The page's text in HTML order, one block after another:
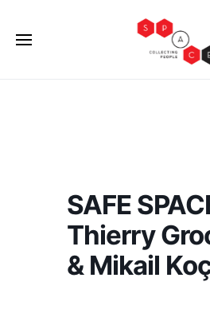
SAFE
Thierry
& Mikail